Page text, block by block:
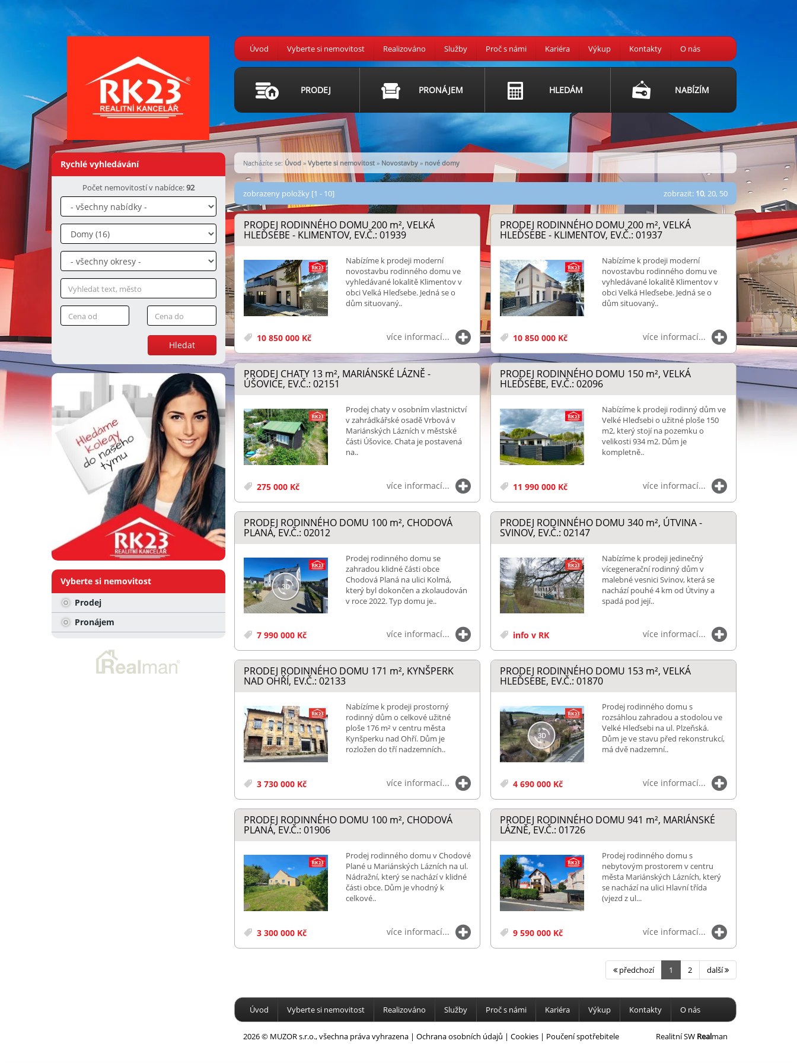
Úvod Vyberte si nemovitost Realizováno Služby Proč s námi Kariéra Výkup Kontakty O nás
PRODEJ PRONÁJEM HLEDÁM NABÍZÍM
Rychlé vyhledávání
Počet nemovitostí v nabídce:92
Hledat
Vyberte si nemovitost
Prodej
Pronájem
Nacházíte se: Úvod » Vyberte si nemovitost » Novostavby » nové domy
zobrazeny položky [1 - 10] zobrazit: 10, 20, 50
PRODEJ RODINNÉHO DOMU 200 m², VELKÁ
HLEĎSEBE - KLIMENTOV, EV.Č.: 01939
Nabízíme k prodeji moderní
novostavbu rodinného domu ve
vyhledávané lokalitě Klimentov v
obci Velká Hleďsebe. Jedná se o
dům situovaný..
10 850 000 Kč více informací...
PRODEJ RODINNÉHO DOMU 200 m², VELKÁ
HLEĎSEBE - KLIMENTOV, EV.Č.: 01937
Nabízíme k prodeji moderní
novostavbu rodinného domu ve
vyhledávané lokalitě Klimentov v
obci Velká Hleďsebe. Jedná se o
dům situovaný..
10 850 000 Kč více informací...
PRODEJ CHATY 13 m², MARIÁNSKÉ LÁZNĚ -
ÚŠOVICE, EV.Č.: 02151
Prodej chaty v osobním vlastnictví
v zahrádkářské osadě Vrbová v
Mariánských Lázních v městské
části Úšovice. Chata je postavená
na..
275 000 Kč více informací...
PRODEJ RODINNÉHO DOMU 150 m², VELKÁ
HLEĎSEBE, EV.Č.: 02096
Nabízíme k prodeji rodinný dům ve
Velké Hleďsebi o užitné ploše 150
m2, který stojí na pozemku o
velikosti 934 m2. Dům je
kompletně..
11 990 000 Kč více informací...
PRODEJ RODINNÉHO DOMU 100 m², CHODOVÁ
PLANÁ, EV.Č.: 02012
Prodej rodinného domu se
zahradou klidné části obce
Chodová Planá na ulici Kolmá,
který byl dokončen a zkolaudován
v roce 2022. Typ domu je..
7 990 000 Kč více informací...
PRODEJ RODINNÉHO DOMU 340 m², ÚTVINA -
SVINOV, EV.Č.: 02147
Nabízíme k prodeji jedinečný
vícegenerační rodinný dům v
malebné vesnici Svinov, která se
nachází pouhé 4 km od Útviny a
spadá pod její..
info v RK více informací...
PRODEJ RODINNÉHO DOMU 171 m², KYNŠPERK
NAD OHŘÍ, EV.Č.: 02133
Nabízíme k prodeji prostorný
rodinný dům o celkové užitné
ploše 176 m² v centru města
Kynšperku nad Ohří. Dům je
rozložen do tří nadzemních..
3 730 000 Kč více informací...
PRODEJ RODINNÉHO DOMU 153 m², VELKÁ
HLEĎSEBE, EV.Č.: 01870
Prodej rodinného domu s
rozsáhlou zahradou a stodolou ve
Velké Hleďsebi na ul. Plzeňská.
Dům je ve stavu před rekonstrukcí,
má dvě nadzemní..
4 690 000 Kč více informací...
PRODEJ RODINNÉHO DOMU 100 m², CHODOVÁ
PLANÁ, EV.Č.: 01906
Prodej rodinného domu v Chodové
Plané u Mariánských Lázních na ul.
Nádražní, který se nachází v klidné
části obce. Dům je vhodný k
celkové..
3 300 000 Kč více informací...
PRODEJ RODINNÉHO DOMU 941 m², MARIÁNSKÉ
LÁZNĚ, EV.Č.: 01726
Prodej rodinného domu s
nebytovým prostorem v centru
města Mariánských Lázních, který
se nachází na ulici Hlavní třída
(vjezd z ul...
9 590 000 Kč více informací...
předchozí 1 2 další
Úvod Vyberte si nemovitost Realizováno Služby Proč s námi Kariéra Výkup Kontakty O nás
2026 © MUZOR s.r.o., všechna práva vyhrazena | Ochrana osobních údajů | Cookies| Poučení spotřebitele Realitní SW Realman